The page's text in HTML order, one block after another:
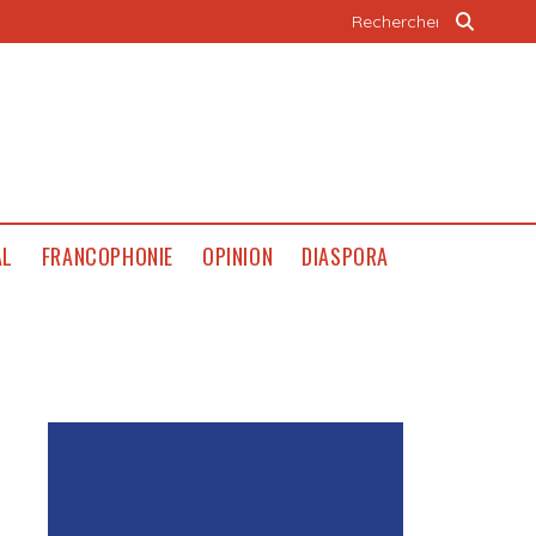
FRANCOPHONIE OPINION DIASPORA